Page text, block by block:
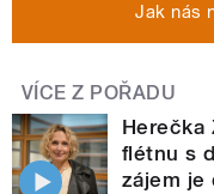
Jak nás
VÍCE Z POŘADU
Herečka
flétnu s
zájem je